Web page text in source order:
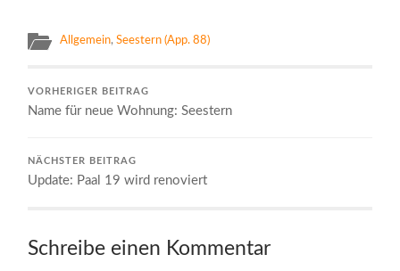
Allgemein,Seestern (App. 88)
VORHERIGER BEITRAG
Name für neue Wohnung: Seestern
NÄCHSTER BEITRAG
Update: Paal 19 wird renoviert
Schreibe einen Kommentar